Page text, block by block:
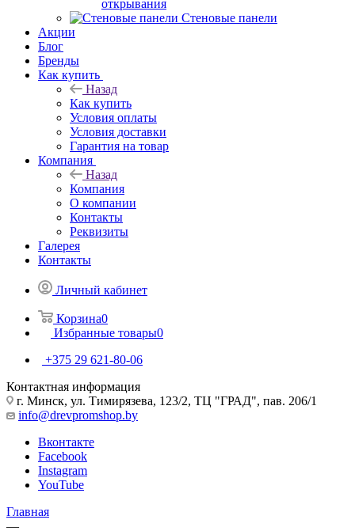
открывания
Стеновые панели
Акции
Блог
Бренды
Как купить
Назад
Как купить
Условия оплаты
Условия доставки
Гарантия на товар
Компания
Назад
Компания
О компании
Контакты
Реквизиты
Галерея
Контакты
Личный кабинет
Корзина0
Избранные товары0
+375 29 621-80-06
Контактная информация
г. Минск, ул. Тимирязева, 123/2, ТЦ "ГРАД", пав. 206/1
info@drevpromshop.by
Вконтакте
Facebook
Instagram
YouTube
Главная
—